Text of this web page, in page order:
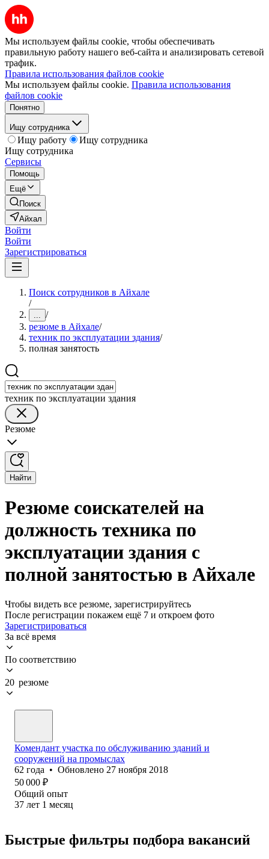
Мы используем файлы cookie, чтобы обеспечивать
правильную работу нашего веб-сайта и анализировать сетевой
трафик.
Правила использования файлов cookie
Мы используем файлы cookie. Правила использования
файлов cookie
Понятно
Ищу сотрудника
Ищу работу
Ищу сотрудника
Ищу сотрудника
Сервисы
Помощь
Ещё
Поиск
Айхал
Войти
Войти
Зарегистрироваться
Поиск сотрудников в Айхале
/
... /
резюме в Айхале/
техник по эксплуатации здания/
полная занятость
техник по эксплуатации здания
Резюме
Найти
Резюме соискателей на
должность техника по
эксплуатации здания с
полной занятостью в Айхале
Чтобы видеть все резюме, зарегистрируйтесь
После регистрации покажем ещё 7 и откроем фото
Зарегистрироваться
За всё время
По соответствию
20 резюме
Комендант участка по обслуживанию зданий и
сооружений на промыслах
62 года • Обновлено 27 ноября 2018
50 000 ₽
Общий опыт
37 лет 1 месяц
Быстрые фильтры подбора вакансий